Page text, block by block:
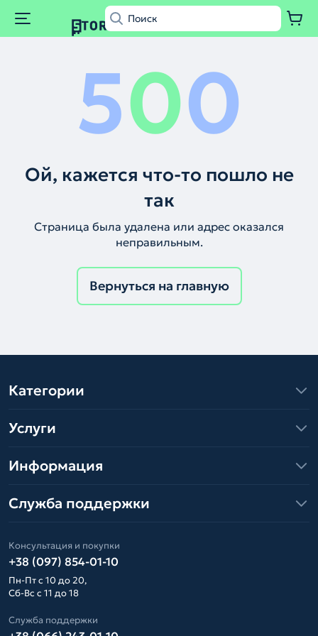
500
Ой, кажется что-то пошло не
так
Страница была удалена или адрес оказался
неправильным.
Вернуться на главную
Категории
Услуги
Информация
Служба поддержки
Консультация и покупки
+38 (097) 854-01-10
Пн-Пт с 10 до 20,
Сб-Вс с 11 до 18
Служба поддержки